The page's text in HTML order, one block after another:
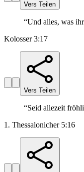
Vers Teilen
“Und alles, was
Kolosser 3:17
Vers Teilen
“Seid allezeit
1. Thessalonicher 5:16